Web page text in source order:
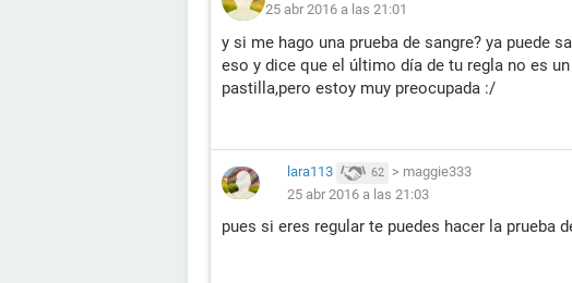
25 abr 2016 a las 21:01
y si me hago una prueba de sangre? ya puede
eso y dice que el último día de tu regla no es
pastilla,pero estoy muy preocupada :/
lara113 62 > maggie333
25 abr 2016 a las 21:03
pues si eres regular te puedes hacer la prueba